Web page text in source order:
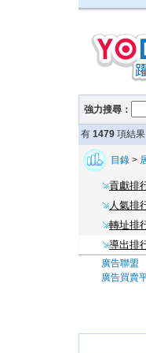
強力搜尋：
有 1479 項結
目錄 >
貢獻排
人氣排
轉址排
導出排
廣告聯盟
廣告買賣